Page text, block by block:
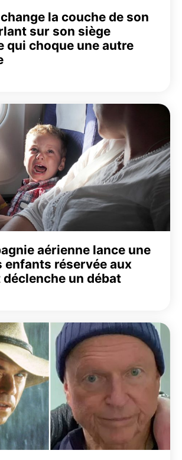
la couche de son
sur son siège
qui choque une autre
aérienne lance une
enfants réservée aux
un débat